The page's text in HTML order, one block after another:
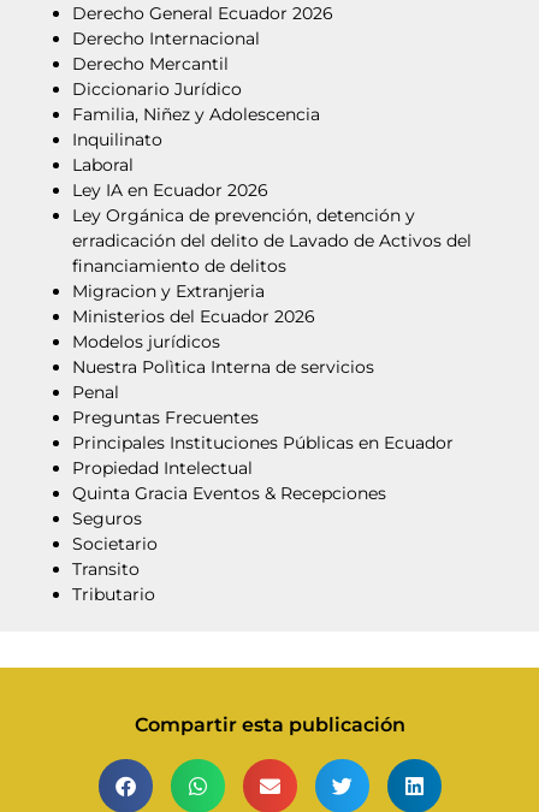
Derecho General Ecuador 2026
Derecho Internacional
Derecho Mercantil
Diccionario Jurídico
Familia, Niñez y Adolescencia
Inquilinato
Laboral
Ley IA en Ecuador 2026
Ley Orgánica de prevención, detención y
erradicación del delito de Lavado de Activos del
financiamiento de delitos
Migracion y Extranjeria
Ministerios del Ecuador 2026
Modelos jurídicos
Nuestra Polìtica Interna de servicios
Penal
Preguntas Frecuentes
Principales Instituciones Públicas en Ecuador
Propiedad Intelectual
Quinta Gracia Eventos & Recepciones
Seguros
Societario
Transito
Tributario
Compartir esta publicación